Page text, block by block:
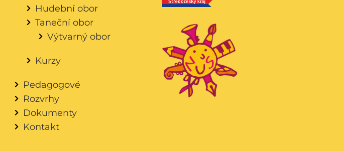
Hudební obor
Taneční obor
Výtvarný obor
Kurzy
Pedagogové
Rozvrhy
Dokumenty
Kontakt